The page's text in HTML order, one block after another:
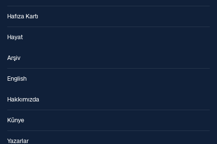
Hafıza Kartı
Hayat
Arşiv
English
Hakkımızda
Künye
Yazarlar